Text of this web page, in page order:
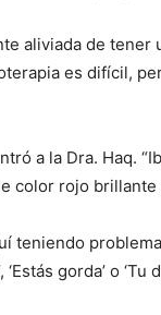
aliviada de
es difícil,
a la Dra. Haq.
color rojo brillante
teniendo
gorda’ o ‘Tu